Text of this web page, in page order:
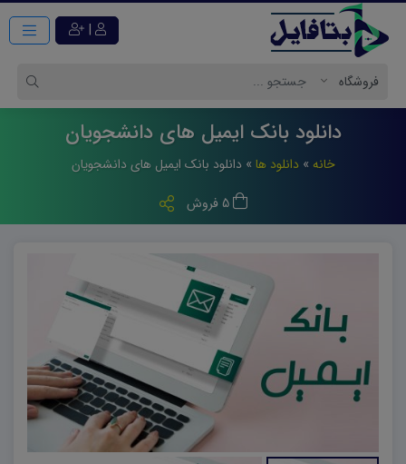
|
دانلود بانک ایمیل های دانشجویان
خانه »دانلود ها »دانلود بانک ایمیل های دانشجویان
5 فروش